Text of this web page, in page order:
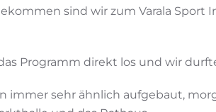
sind wir zum Varala
Programm direkt los und wir
immer sehr ähnlich aufgebaut,